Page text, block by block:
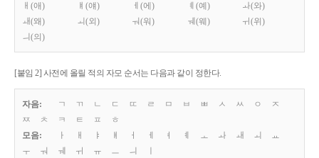
ㅐ(애)
ㅒ(얘) ㅔ(에) ㅖ(예)
ㅘ(와)
ㅙ(왜)
ㅚ(외) ㅝ(워) ㅞ(웨)
ㅟ(위)
ㅢ(의)
[붙임 2] 사전에 올릴 적의 자모 순서는 다음과 같이 정한다.
자음: ㄱ ㄲ ㄴ ㄷ ㄸ ㄹ ㅁ ㅂ ㅃ ㅅ ㅆ ㅇ
ㅈ
ㅉ
ㅊ ㅋ ㅌ ㅍ
ㅎ
모음:
ㅏ ㅐ ㅑ ㅒ ㅓ ㅔ ㅕ ㅖ ㅗ ㅘ ㅙ ㅚ
ㅛ
ㅜ
ㅝ ㅞ ㅟ ㅠ ㅡ ㅢ